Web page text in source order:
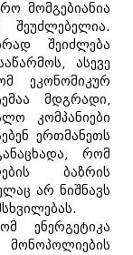
მომგებიანია
შეიძლება
ასევე
ეკონომიკურ
მდგრადი,
კომპანიები
ერთმანეთს
რომ
ბაზრის
არ ნიშნავს
ენერგეტიკა